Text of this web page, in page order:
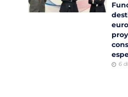
6